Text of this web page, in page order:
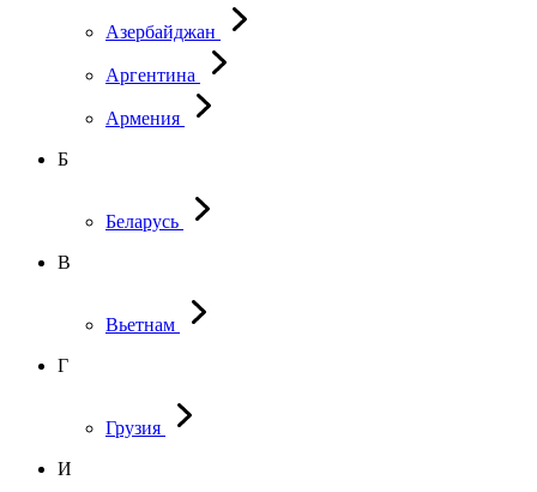
Азербайджан
Аргентина
Армения
Б
Беларусь
В
Вьетнам
Г
Грузия
И